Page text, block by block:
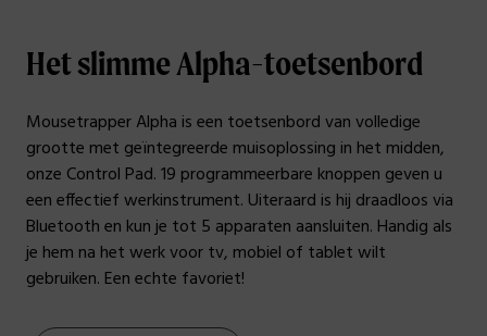
Het slimme Alpha-toetsenbord
Mousetrapper Alpha is een toetsenbord van volledige
grootte met geïntegreerde muisoplossing in het midden,
onze Control Pad. 19 programmeerbare knoppen geven u
een effectief werkinstrument. Uiteraard is hij draadloos via
Bluetooth en kun je tot 5 apparaten aansluiten. Handig als
je hem na het werk voor tv, mobiel of tablet wilt
gebruiken. Een echte favoriet!